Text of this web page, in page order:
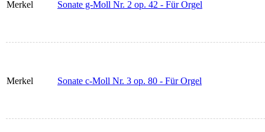
Merkel Sonate g-Moll Nr. 2 op. 42 - Für Orgel
Merkel Sonate c-Moll Nr. 3 op. 80 - Für Orgel